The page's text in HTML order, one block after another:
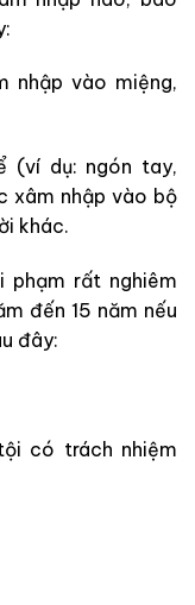
nhập vào miệng,
(ví dụ: ngón tay,
xâm nhập vào bộ
khác.
phạm rất nghiêm
đến 15 năm nếu
đây:
có trách nhiệm